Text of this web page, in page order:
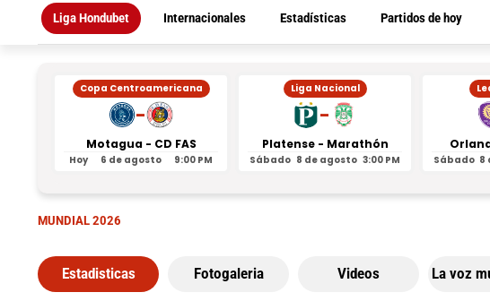
Liga Hondubet Internacionales Estadísticas Partidos de hoy
Copa Centroamericana
-
Motagua - CD FAS
Hoy 6 de agosto 9:00 PM
Liga Nacional
-
Platense - Marathón
Sábado 8 de agosto 3:00 PM Sábado 8
MUNDIAL 2026
Estadisticas Fotogaleria Videos La voz